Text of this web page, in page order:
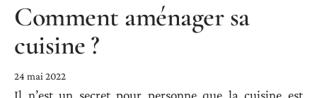
Comment aménager sa
cuisine ?
24 mai 2022
Il n’est un secret pour personne que la cuisine est